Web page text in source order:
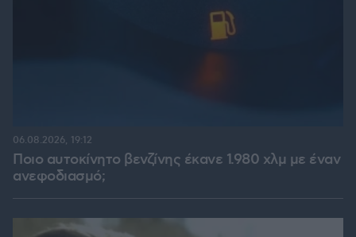
Ποιο αυτοκίνητο βενζίνης έκανε 1.980 χλμ με έναν
ανεφοδιασμό;
06.08.2026, 19:12